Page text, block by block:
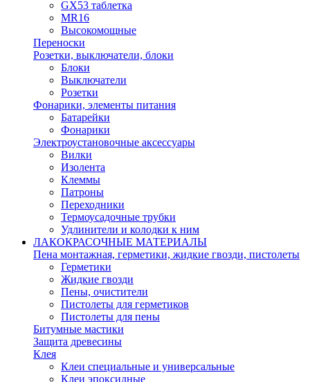
GX53 таблетка
MR16
Высокомощные
Переноски
Розетки, выключатели, блоки
Блоки
Выключатели
Розетки
Фонарики, элементы питания
Батарейки
Фонарики
Электроустановочные аксессуары
Вилки
Изолента
Клеммы
Патроны
Переходники
Термоусадочные трубки
Удлинители и колодки к ним
ЛАКОКРАСОЧНЫЕ МАТЕРИАЛЫ
Пена монтажная, герметики, жидкие гвозди, пистолеты
Герметики
Жидкие гвозди
Пены, очистители
Пистолеты для герметиков
Пистолеты для пены
Битумные мастики
Защита древесины
Клея
Клеи специальные и универсальные
Клеи эпоксидные